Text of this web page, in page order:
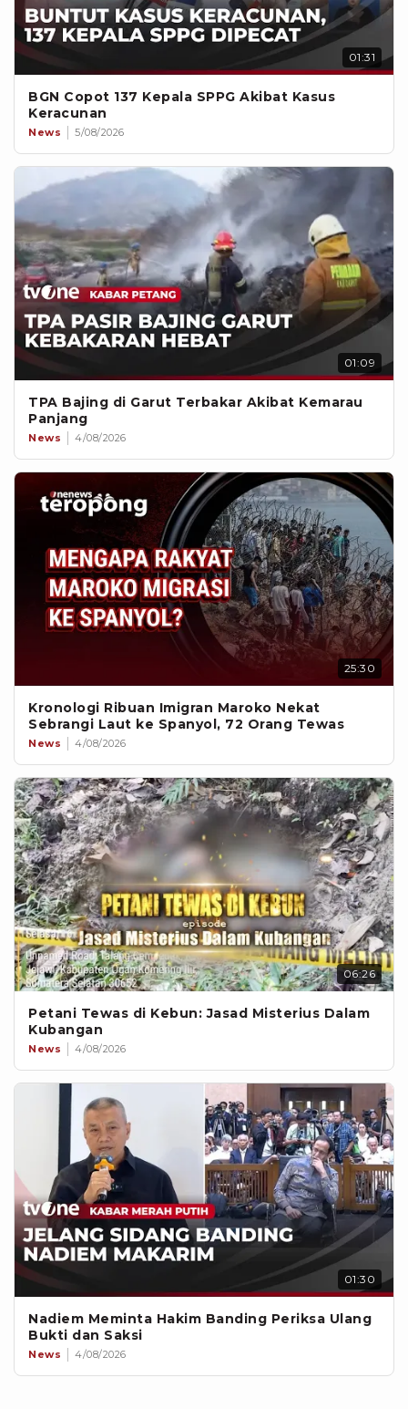
01:31
BGN Copot 137 Kepala SPPG Akibat Kasus
Keracunan
News 5/08/2026
01:09
TPA Bajing di Garut Terbakar Akibat Kemarau
Panjang
News 4/08/2026
25:30
Kronologi Ribuan Imigran Maroko Nekat
Sebrangi Laut ke Spanyol, 72 Orang Tewas
News 4/08/2026
06:26
Petani Tewas di Kebun: Jasad Misterius Dalam
Kubangan
News 4/08/2026
01:30
Nadiem Meminta Hakim Banding Periksa Ulang
Bukti dan Saksi
News 4/08/2026